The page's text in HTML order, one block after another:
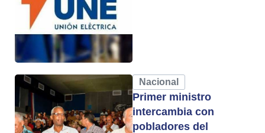
Nacional
Primer ministro
intercambia con
pobladores del